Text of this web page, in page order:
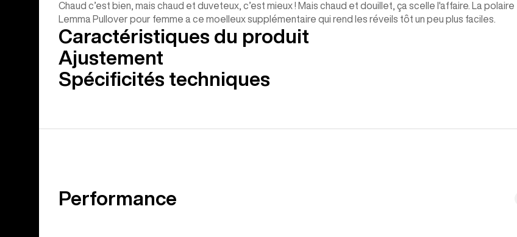
Chaud c’est bien, mais chaud et duveteux, c’est mieux ! Mais chaud et douillet, ça scelle l'affaire. La polaire
Lemma Pullover pour femme a ce moelleux supplémentaire qui rend les réveils tôt un peu plus faciles.
Caractéristiques du produit
Ajustement
Spécificités techniques
Performance